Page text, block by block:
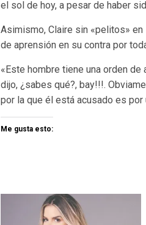
el sol de hoy, a pesar de haber
Asimismo, Claire sin «pelitos» en
de aprensión en su contra por
«Este hombre tiene una orden
dijo, ¿sabes qué?, bay!!!.
por la que él está acusado es por
Me gusta esto: